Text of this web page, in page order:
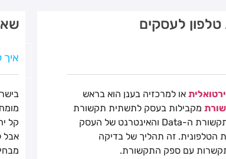
לעסקים
או למרכזיה בענן הוא בראש
מקבילות בעסק לתשתית תקשורת
אחת. לכן, יש לבדוק האם תשתית תקשורת ה-Data והאינטרנט של העסק
הטלפונית. זה תהליך של בדיקה
עם ספק התקשורת.
אבל